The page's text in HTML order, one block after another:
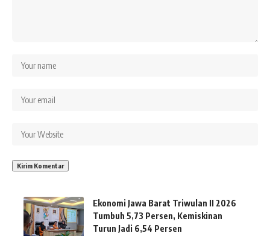
Ekonomi Jawa Barat Triwulan II 2026
Tumbuh 5,73 Persen, Kemiskinan
Turun Jadi 6,54 Persen